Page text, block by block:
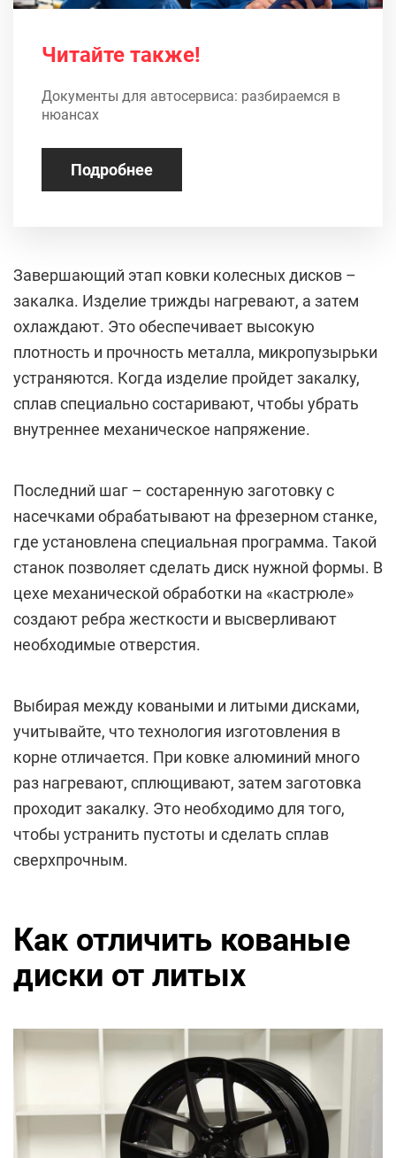
Читайте также!
Документы для автосервиса: разбираемся в
нюансах
Подробнее
Завершающий этап ковки колесных дисков –
закалка. Изделие трижды нагревают, а затем
охлаждают. Это обеспечивает высокую
плотность и прочность металла, микропузырьки
устраняются. Когда изделие пройдет закалку,
сплав специально состаривают, чтобы убрать
внутреннее механическое напряжение.
Последний шаг – состаренную заготовку с
насечками обрабатывают на фрезерном станке,
где установлена специальная программа. Такой
станок позволяет сделать диск нужной формы. В
цехе механической обработки на «кастрюле»
создают ребра жесткости и высверливают
необходимые отверстия.
Выбирая между коваными и литыми дисками,
учитывайте, что технология изготовления в
корне отличается. При ковке алюминий много
раз нагревают, сплющивают, затем заготовка
проходит закалку. Это необходимо для того,
чтобы устранить пустоты и сделать сплав
сверхпрочным.
Как отличить кованые
диски от литых